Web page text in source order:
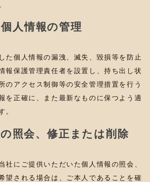
個人情報の管理
た個人情報の漏洩、滅失、毀損等を防止
報保護管理責任者を設置し、持ち出し状
のアクセス制御等の安全管理措置を行う
を正確に、また最新なものに保つよう適
。
照会、修正または削除
社にご提供いただいた個人情報の照会、
望される場合は、ご本人であることを確